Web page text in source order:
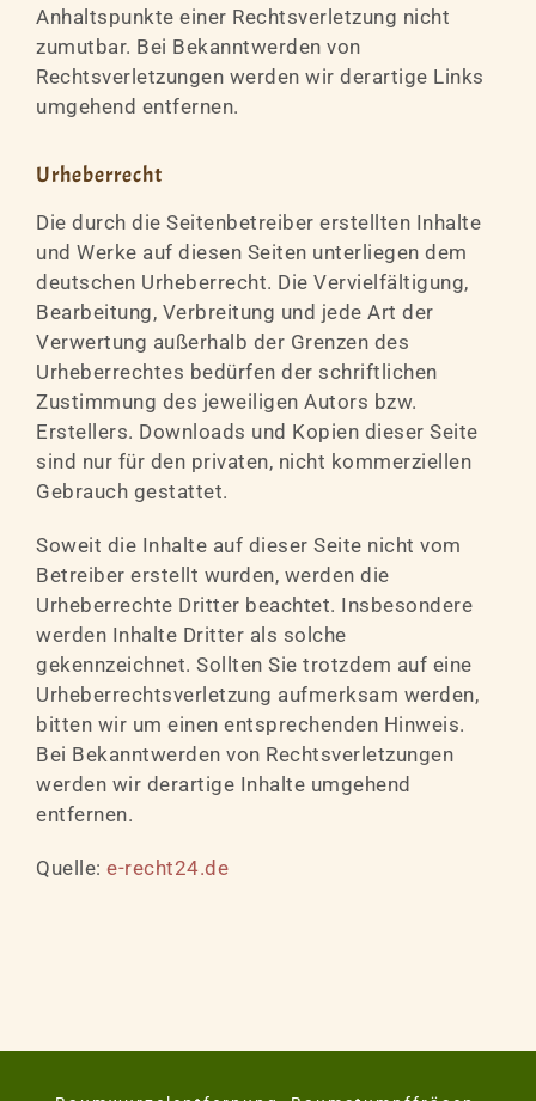
Anhaltspunkte einer Rechtsverletzung nicht
zumutbar. Bei Bekanntwerden von
Rechtsverletzungen werden wir derartige Links
umgehend entfernen.
Urheberrecht
Die durch die Seitenbetreiber erstellten Inhalte
und Werke auf diesen Seiten unterliegen dem
deutschen Urheberrecht. Die Vervielfältigung,
Bearbeitung, Verbreitung und jede Art der
Verwertung außerhalb der Grenzen des
Urheberrechtes bedürfen der schriftlichen
Zustimmung des jeweiligen Autors bzw.
Erstellers. Downloads und Kopien dieser Seite
sind nur für den privaten, nicht kommerziellen
Gebrauch gestattet.
Soweit die Inhalte auf dieser Seite nicht vom
Betreiber erstellt wurden, werden die
Urheberrechte Dritter beachtet. Insbesondere
werden Inhalte Dritter als solche
gekennzeichnet. Sollten Sie trotzdem auf eine
Urheberrechtsverletzung aufmerksam werden,
bitten wir um einen entsprechenden Hinweis.
Bei Bekanntwerden von Rechtsverletzungen
werden wir derartige Inhalte umgehend
entfernen.
Quelle: e-recht24.de